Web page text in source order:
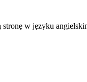
w języku